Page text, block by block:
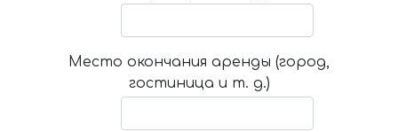
Место окончания аренды (город,
гостиница и т. д.)